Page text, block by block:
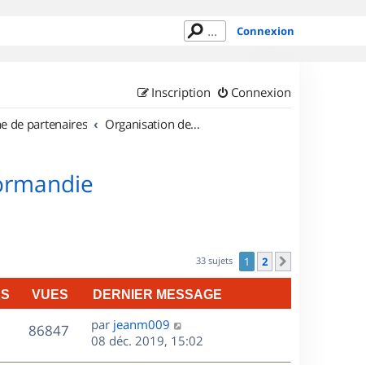
Connexion
Connexion
Inscription
de partenaires Organisation de sorties en région Haute Normandie
33 sujets 1 2
VUES DERNIER MESSAGE
86847V
u
D
e
par jeanm009
08 déc. 2019, 15:02